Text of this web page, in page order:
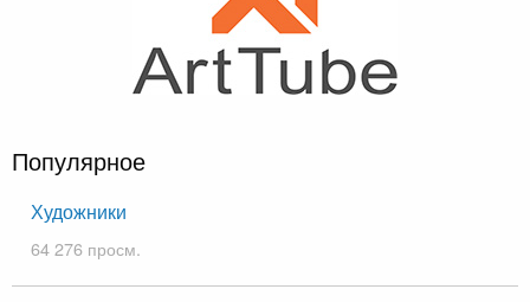
Популярное
Художники
64 276 просм.